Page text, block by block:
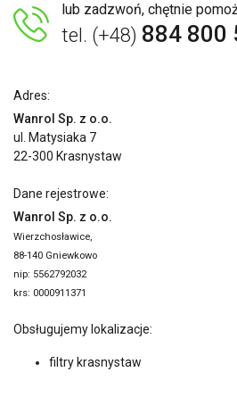
lub zadzwoń, chętnie
tel. (+48) 884 800
Adres:
Wanrol Sp. z o.o.
ul. Matysiaka 7
22-300 Krasnystaw
Dane rejestrowe:
Wanrol Sp. z o.o.
Wierzchosławice,
88-140 Gniewkowo
nip: 5562792032
krs: 0000911371
Obsługujemy lokalizacje:
filtry krasnystaw